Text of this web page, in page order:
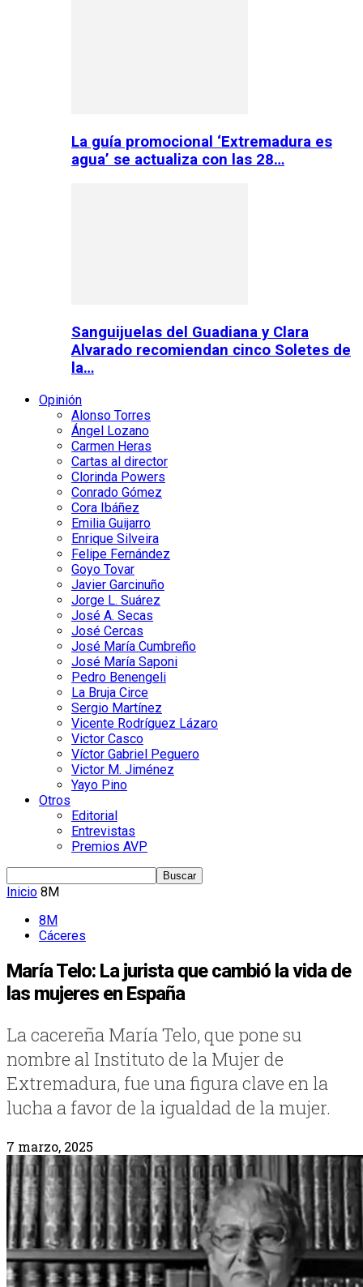
La guía promocional ‘Extremadura es
agua’ se actualiza con las 28…
Sanguijuelas del Guadiana y Clara
Alvarado recomiendan cinco Soletes de
la…
Opinión
Alonso Torres
Ángel Lozano
Carmen Heras
Cartas al director
Clorinda Powers
Conrado Gómez
Cora Ibáñez
Emilia Guijarro
Enrique Silveira
Felipe Fernández
Goyo Tovar
Javier Garcinuño
Jorge L. Suárez
José A. Secas
José Cercas
José María Cumbreño
José María Saponi
Pedro Benengeli
La Bruja Circe
Sergio Martínez
Vicente Rodríguez Lázaro
Victor Casco
Víctor Gabriel Peguero
Victor M. Jiménez
Yayo Pino
Otros
Editorial
Entrevistas
Premios AVP
Inicio 8M
8M
Cáceres
María Telo: La jurista que cambió la vida de
las mujeres en España
La cacereña María Telo, que pone su
nombre al Instituto de la Mujer de
Extremadura, fue una figura clave en la
lucha a favor de la igualdad de la mujer.
7 marzo, 2025